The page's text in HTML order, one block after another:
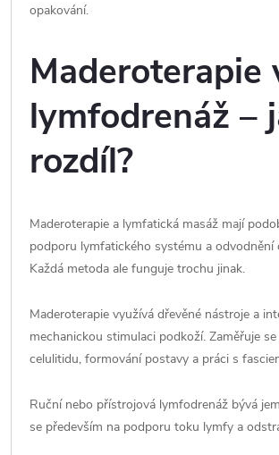
opakování.
Maderoterapie
lymfodrenáž –
rozdíl?
Maderoterapie a lymfatická masáž mají
podporu lymfatického systému a odvodnění
Každá metoda ale funguje trochu jinak.
Maderoterapie využívá dřevěné nástroje a
mechanickou stimulaci podkoží. Zaměřuje
celulitidu, formování postavy a práci s
Ruční nebo přístrojová lymfodrenáž bývá
se především na podporu toku lymfy a